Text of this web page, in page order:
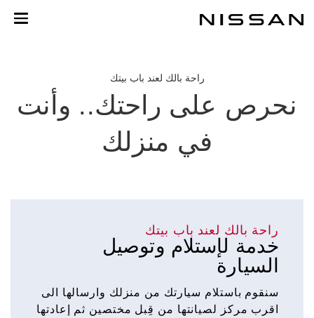
المحتوى
راحة بالك لعند باب بيتك
نحرص على راحتك.. وأنت
في منزلك
خدمة لإستلام وتوصيل
السيارة
راحة بالك لعند باب بيتك
سنقوم باستلام سيارتك من منزلك وارسالها الى
اقرب مركز لصيانتها من قِبل مختصين ثم إعادتها